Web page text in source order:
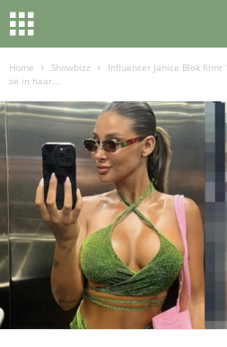
Home Showbizz
Influencer Janice Blok filmt
ze in haar...